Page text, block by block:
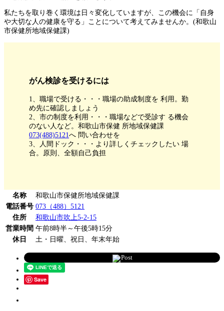
私たちを取り巻く環境は日々変化していますが、この機会に「自身
や大切な人の健康を守る」ことについて考えてみませんか。(和歌山
市保健所地域保健課)
がん検診を受けるには
1、職場で受ける・・・職場の助成制度を 利用。勤
め先に確認しましょう
2、市の制度を利用・・・職場などで受診す る機会
のない人など。和歌山市保健 所地域保健課
073(488)5121へ 問い合わせを
3、人間ドック・・・より詳しくチェックしたい 場
合。原則、全額自己負担
名称
和歌山市保健所地域保健課
電話番号 073（488）5121
住所
和歌山市吹上5-2-15
営業時間 午前8時半～午後5時15分
休日
土・日曜、祝日、年末年始
Post
Save